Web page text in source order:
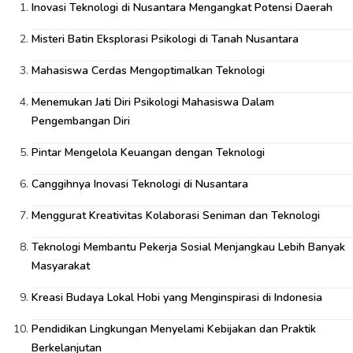
Inovasi Teknologi di Nusantara Mengangkat Potensi Daerah
Misteri Batin Eksplorasi Psikologi di Tanah Nusantara
Mahasiswa Cerdas Mengoptimalkan Teknologi
Menemukan Jati Diri Psikologi Mahasiswa Dalam
Pengembangan Diri
Pintar Mengelola Keuangan dengan Teknologi
Canggihnya Inovasi Teknologi di Nusantara
Menggurat Kreativitas Kolaborasi Seniman dan Teknologi
Teknologi Membantu Pekerja Sosial Menjangkau Lebih Banyak
Masyarakat
Kreasi Budaya Lokal Hobi yang Menginspirasi di Indonesia
Pendidikan Lingkungan Menyelami Kebijakan dan Praktik
Berkelanjutan